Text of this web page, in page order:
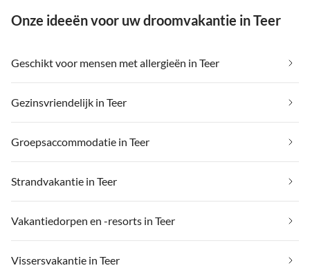
Onze ideeën voor uw droomvakantie in Teer
Geschikt voor mensen met allergieën in Teer
Gezinsvriendelijk in Teer
Groepsaccommodatie in Teer
Strandvakantie in Teer
Vakantiedorpen en -resorts in Teer
Vissersvakantie in Teer